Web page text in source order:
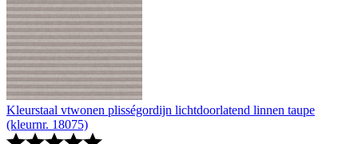
Kleurstaal vtwonen plisségordijn lichtdoorlatend linnen taupe
(kleurnr. 18075)